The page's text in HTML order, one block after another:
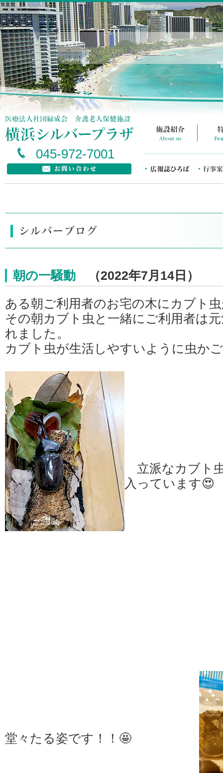
045-972-7001
朝の一騒動 （2022年7月14日）
ある朝ご利用者のお宅の木にカブト
その朝カブト虫と一緒にご利用者は
れました。
カブト虫が生活しやすいように虫か
立派なカブト
入っています😍
堂々たる姿です！！🤩